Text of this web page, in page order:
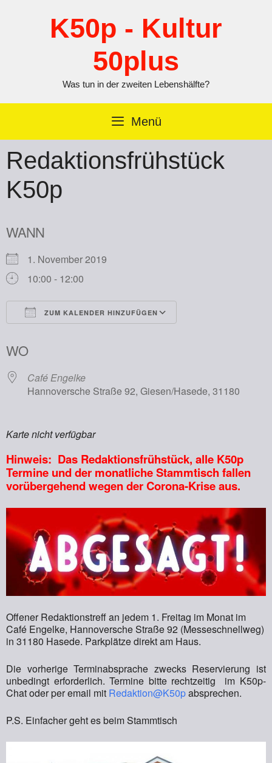
K50p - Kultur
50plus
Was tun in der zweiten Lebenshälfte?
Menü
Redaktionsfrühstück
K50p
WANN
1. November 2019
10:00 - 12:00
ZUM KALENDER HINZUFÜGEN
WO
Café Engelke
Hannoversche Straße 92, Giesen/Hasede, 31180
Karte nicht verfügbar
Hinweis: Das Redaktionsfrühstück, alle K50p
Termine und der monatliche Stammtisch fallen
vorübergehend wegen der Corona-Krise aus.
Offener Redaktionstreff an jedem 1. Freitag im Monat im
Café Engelke, Hannoversche Straße 92 (Messeschnellweg)
in 31180 Hasede. Parkplätze direkt am Haus.
Die vorherige Terminabsprache zwecks Reservierung ist
unbedingt erforderlich. Termine bitte rechtzeitig im K50p-
Chat oder per email mit Redaktion@K50pabsprechen.
P.S. Einfacher geht es beim Stammtisch